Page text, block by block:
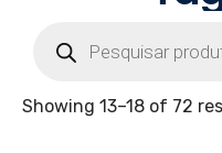
Showing 13–18 of 72